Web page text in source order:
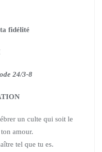
fidélité
24/3-8
un culte qui soit le
amour.
tel que tu es.